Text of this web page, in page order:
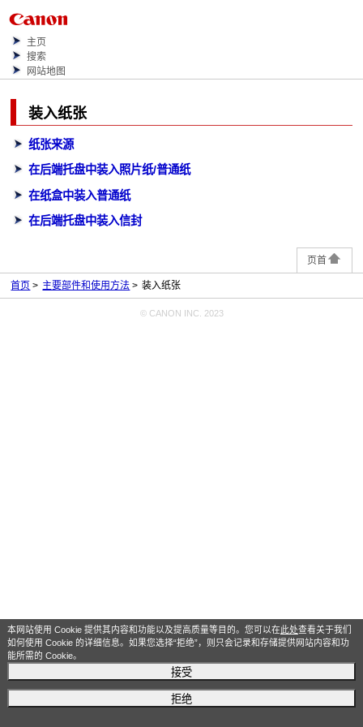
本网站使用 Cookie 提供其内容和功能以及提高质量等目的。您可以在此处查看关于我们
如何使用 Cookie 的详细信息。如果您选择“拒绝”，则只会记录和存储提供网站内容和功
能所需的 Cookie。
接受
拒绝
主页
搜索
网站地图
装入纸张
纸张来源
在后端托盘中装入照片纸/普通纸
在纸盒中装入普通纸
在后端托盘中装入信封
页首
首页 主要部件和使用方法 装入纸张
© CANON INC. 2023